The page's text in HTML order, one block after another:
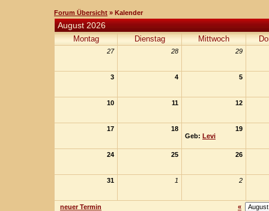
Forum Übersicht » Kalender
August 2026
Montag Dienstag Mittwoch
27 28 29
3 4 5
10 11 12
17 18
19
Geb: Levi
24 25 26
31 1 2
neuer Termin
«